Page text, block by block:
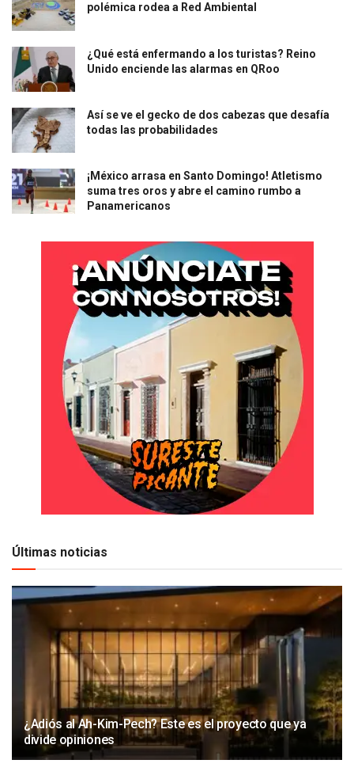
polémica rodea a Red Ambiental
¿Qué está enfermando a los turistas? Reino
Unido enciende las alarmas en QRoo
Así se ve el gecko de dos cabezas que desafía
todas las probabilidades
¡México arrasa en Santo Domingo! Atletismo
suma tres oros y abre el camino rumbo a
Panamericanos
Últimas noticias
¿Adiós al Ah-Kim-Pech? Este es el proyecto que ya
divide opiniones